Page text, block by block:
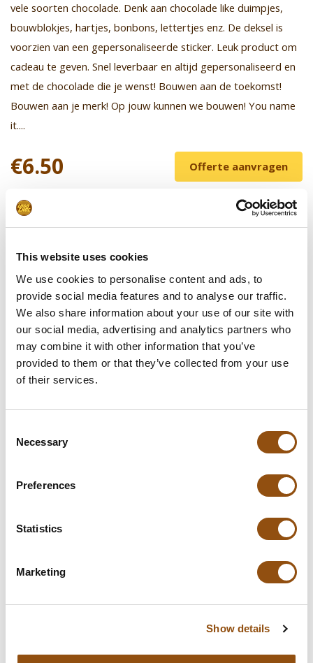
This website uses cookies
We use cookies to personalise content and ads, to
provide social media features and to analyse our traffic.
We also share information about your use of our site with
our social media, advertising and analytics partners who
may combine it with other information that you’ve
provided to them or that they’ve collected from your use
of their services.
Selection
Necessary
Preferences
Statistics
Marketing
Show details
vele soorten chocolade. Denk aan chocolade like duimpjes,
bouwblokjes, hartjes, bonbons, lettertjes enz. De deksel is
voorzien van een gepersonaliseerde sticker. Leuk product om
cadeau te geven. Snel leverbaar en altijd gepersonaliseerd en
met de chocolade die je wenst! Bouwen aan de toekomst!
Bouwen aan je merk! Op jouw kunnen we bouwen! You name
it....
€6.50 Offerte aanvragen
Prijs excl. BTW
Leverbaar vanaf 25 stuks
Kortingen bij grotere oplages
tot 100 stuks €6.50
tot 250 stuks €6.34 -2%
vanaf 501 stuks €6.00 -8%
Gewicht:
Op de verpakking
Allergie-info:
Melk, kan sporen bevatten van